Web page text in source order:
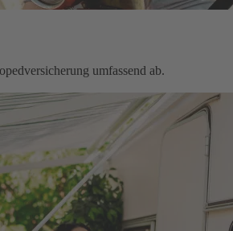
umfassend ab.